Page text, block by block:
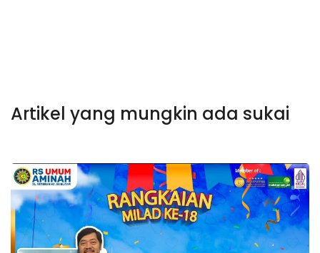
Artikel yang mungkin ada sukai